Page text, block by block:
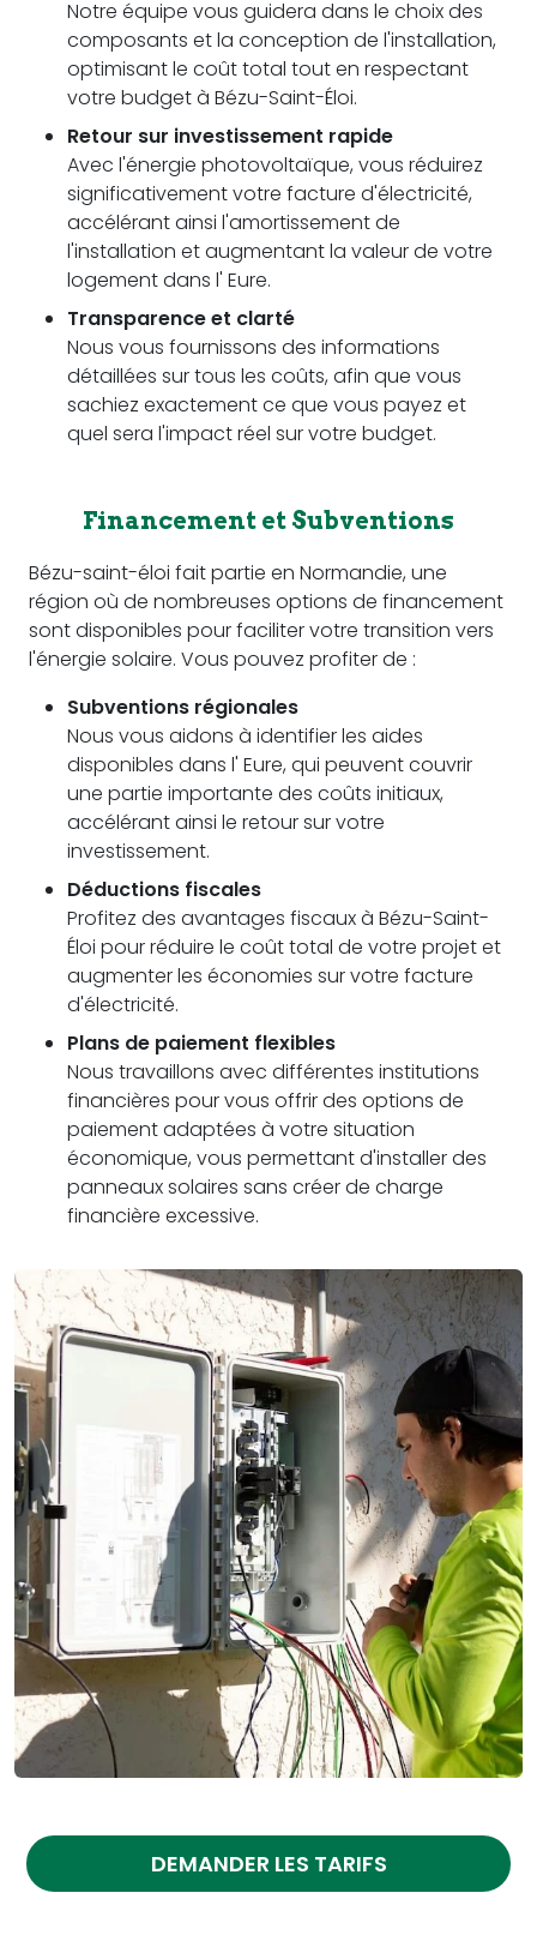
Notre équipe vous guidera dans le choix des
composants et la conception de l'installation,
optimisant le coût total tout en respectant
votre budget à Bézu-Saint-Éloi.
Retour sur investissement rapide
Avec l'énergie photovoltaïque, vous réduirez
significativement votre facture d'électricité,
accélérant ainsi l'amortissement de
l'installation et augmentant la valeur de votre
logement dans l' Eure.
Transparence et clarté
Nous vous fournissons des informations
détaillées sur tous les coûts, afin que vous
sachiez exactement ce que vous payez et
quel sera l'impact réel sur votre budget.
Financement et Subventions
Bézu-saint-éloi fait partie en Normandie, une
région où de nombreuses options de financement
sont disponibles pour faciliter votre transition vers
l'énergie solaire. Vous pouvez profiter de :
Subventions régionales
Nous vous aidons à identifier les aides
disponibles dans l' Eure, qui peuvent couvrir
une partie importante des coûts initiaux,
accélérant ainsi le retour sur votre
investissement.
Déductions fiscales
Profitez des avantages fiscaux à Bézu-Saint-
Éloi pour réduire le coût total de votre projet et
augmenter les économies sur votre facture
d'électricité.
Plans de paiement flexibles
Nous travaillons avec différentes institutions
financières pour vous offrir des options de
paiement adaptées à votre situation
économique, vous permettant d'installer des
panneaux solaires sans créer de charge
financière excessive.
DEMANDER LES TARIFS